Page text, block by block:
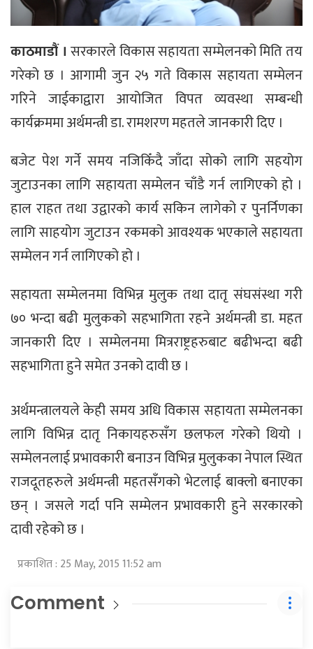
काठमाडौं । सरकारले विकास सहायता सम्मेलनको मिति तय
गरेको छ । आगामी जुन २५ गते विकास सहायता सम्मेलन
गरिने जाईकाद्वारा आयोजित विपत व्यवस्था सम्बन्धी
कार्यक्रममा अर्थमन्त्री डा. रामशरण महतले जानकारी दिए ।
बजेट पेश गर्ने समय नजिकिँदै जाँदा सोको लागि सहयोग
जुटाउनका लागि सहायता सम्मेलन चाँडै गर्न लागिएको हो ।
हाल राहत तथा उद्वारको कार्य सकिन लागेको र पुनर्निणका
लागि साहयोग जुटाउन रकमको आवश्यक भएकाले सहायता
सम्मेलन गर्न लागिएको हो ।
सहायता सम्मेलनमा विभिन्न मुलुक तथा दातृ संघसंस्था गरी
७० भन्दा बढी मुलुकको सहभागिता रहने अर्थमन्त्री डा. महत
जानकारी दिए । सम्मेलनमा मित्रराष्ट्रहरुबाट बढीभन्दा बढी
सहभागिता हुने समेत उनको दावी छ ।
अर्थमन्त्रालयले केही समय अधि विकास सहायता सम्मेलनका
लागि विभिन्न दातृ निकायहरुसँग छलफल गरेको थियो ।
सम्मेलनलाई प्रभावकारी बनाउन विभिन्न मुलुकका नेपाल स्थित
राजदूतहरुले अर्थमन्त्री महतसँगको भेटलाई बाक्लो बनाएका
छन् । जसले गर्दा पनि सम्मेलन प्रभावकारी हुने सरकारको
दावी रहेको छ ।
प्रकाशित : 25 May, 2015 11:52 am
Comment